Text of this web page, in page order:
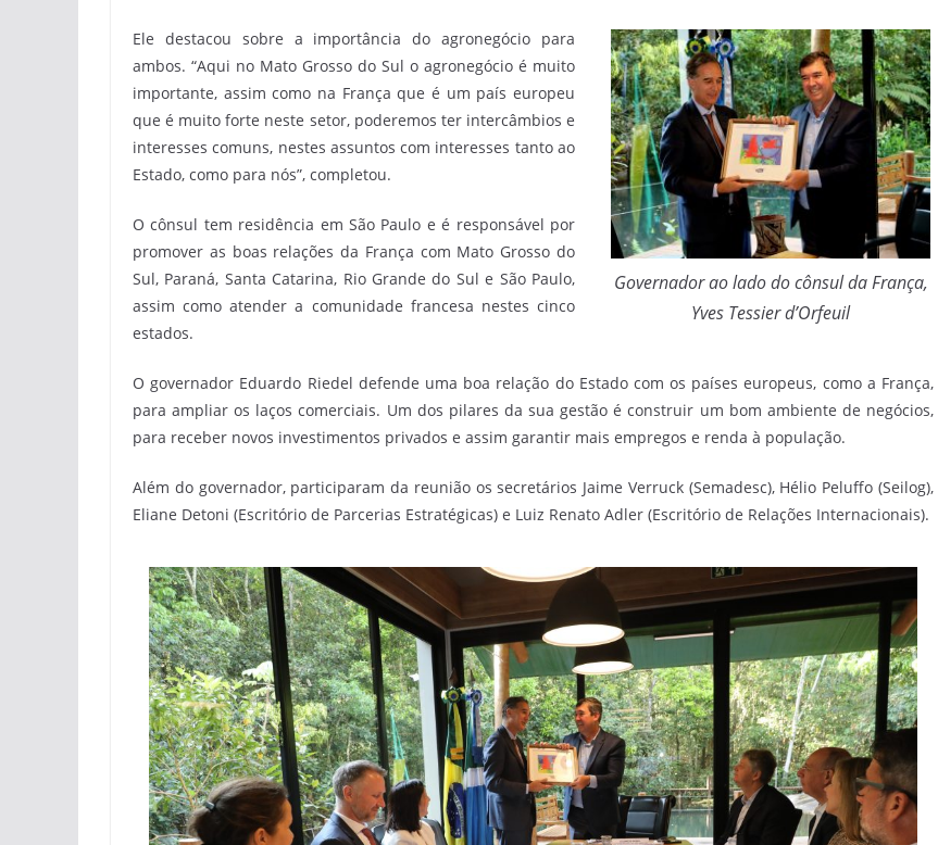
Governador ao lado do cônsul da França,
Yves Tessier d’Orfeuil
Ele destacou sobre a importância do agronegócio para
ambos. “Aqui no Mato Grosso do Sul o agronegócio é muito
importante, assim como na França que é um país europeu
que é muito forte neste setor, poderemos ter intercâmbios e
interesses comuns, nestes assuntos com interesses tanto ao
Estado, como para nós”, completou.
O cônsul tem residência em São Paulo e é responsável por
promover as boas relações da França com Mato Grosso do
Sul, Paraná, Santa Catarina, Rio Grande do Sul e São Paulo,
assim como atender a comunidade francesa nestes cinco
estados.
O governador Eduardo Riedel defende uma boa relação do Estado com os países europeus, como a França,
para ampliar os laços comerciais. Um dos pilares da sua gestão é construir um bom ambiente de negócios,
para receber novos investimentos privados e assim garantir mais empregos e renda à população.
Além do governador, participaram da reunião os secretários Jaime Verruck (Semadesc), Hélio Peluffo (Seilog),
Eliane Detoni (Escritório de Parcerias Estratégicas) e Luiz Renato Adler (Escritório de Relações Internacionais).